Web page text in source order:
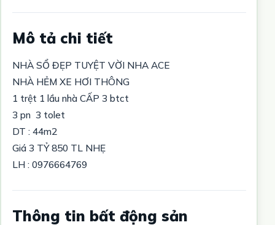
Mô tả chi tiết
NHÀ SỔ ĐẸP TUYỆT VỜI NHA ACE
NHÀ HẺM XE HƠI THÔNG
1 trệt 1 lầu nhà CẤP 3 btct
3 pn 3 tolet
DT : 44m2
Giá 3 TỶ 850 TL NHẸ
LH : 0976664769
Thông tin bất động sản